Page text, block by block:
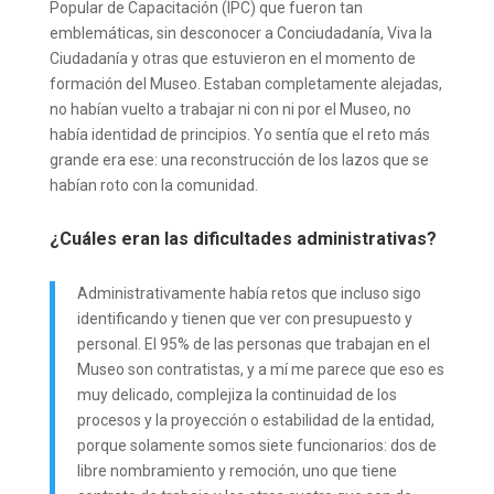
Popular de Capacitación (IPC) que fueron tan
emblemáticas, sin desconocer a Conciudadanía, Viva la
Ciudadanía y otras que estuvieron en el momento de
formación del Museo. Estaban completamente alejadas,
no habían vuelto a trabajar ni con ni por el Museo, no
había identidad de principios. Yo sentía que el reto más
grande era ese: una reconstrucción de los lazos que se
habían roto con la comunidad.
¿Cuáles eran las dificultades administrativas?
Administrativamente había retos que incluso sigo
identificando y tienen que ver con presupuesto y
personal. El 95% de las personas que trabajan en el
Museo son contratistas, y a mí me parece que eso es
muy delicado, complejiza la continuidad de los
procesos y la proyección o estabilidad de la entidad,
porque solamente somos siete funcionarios: dos de
libre nombramiento y remoción, uno que tiene